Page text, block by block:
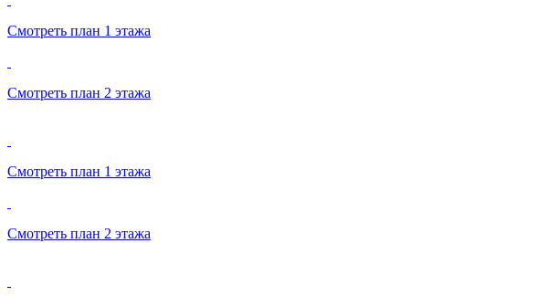
Смотреть план 1 этажа
Смотреть план 2 этажа
Смотреть план 1 этажа
Смотреть план 2 этажа